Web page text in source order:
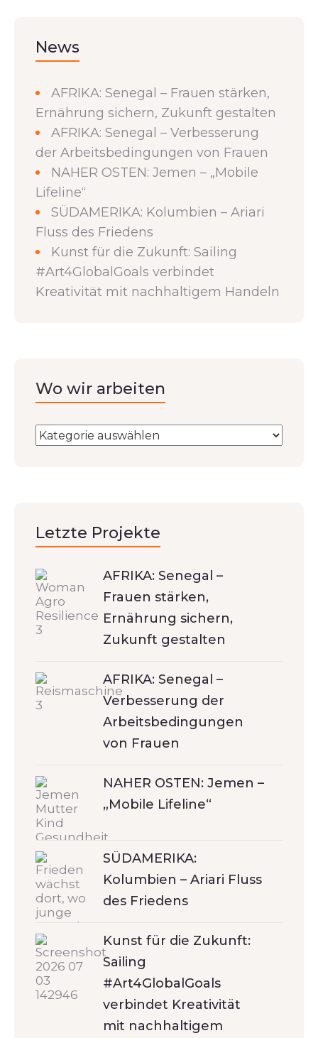
News
AFRIKA: Senegal – Frauen stärken,
Ernährung sichern, Zukunft gestalten
AFRIKA: Senegal – Verbesserung
der Arbeitsbedingungen von Frauen
NAHER OSTEN: Jemen – „Mobile
Lifeline“
SÜDAMERIKA: Kolumbien – Ariari
Fluss des Friedens
Kunst für die Zukunft: Sailing
#Art4GlobalGoals verbindet
Kreativität mit nachhaltigem Handeln
Wo wir arbeiten
Letzte Projekte
AFRIKA: Senegal –
Frauen stärken,
Ernährung sichern,
Zukunft gestalten
AFRIKA: Senegal –
Verbesserung der
Arbeitsbedingungen
von Frauen
NAHER OSTEN: Jemen –
„Mobile Lifeline“
SÜDAMERIKA:
Kolumbien – Ariari Fluss
des Friedens
Kunst für die Zukunft:
Sailing
#Art4GlobalGoals
verbindet Kreativität
mit nachhaltigem